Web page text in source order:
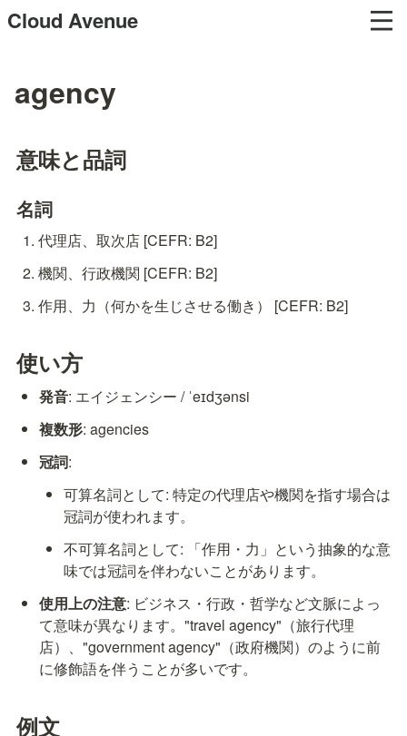
Cloud Avenue
agency
意味と品詞
名詞
代理店、取次店 [CEFR: B2]
機関、行政機関 [CEFR: B2]
作用、力（何かを生じさせる働き） [CEFR: B2]
使い方
発音: エイジェンシー / ˈeɪdʒənsi
複数形: agencies
冠詞:
可算名詞として: 特定の代理店や機関を指す場合は
冠詞が使われます。
不可算名詞として: 「作用・力」という抽象的な意
味では冠詞を伴わないことがあります。
使用上の注意: ビジネス・行政・哲学など文脈によっ
て意味が異なります。"travel agency"（旅行代理
店）、"government agency"（政府機関）のように前
に修飾語を伴うことが多いです。
例文